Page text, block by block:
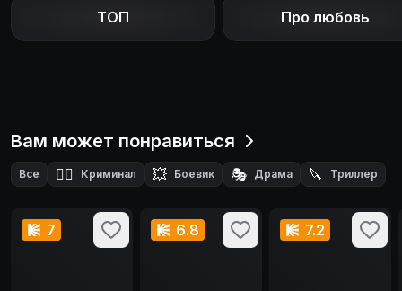
ТОП Про любовь
Вам может понравиться
Все 🕵️‍♂️ Криминал 💥 Боевик 🎭 Драма 🔪 Триллер
7 6.8 7.2